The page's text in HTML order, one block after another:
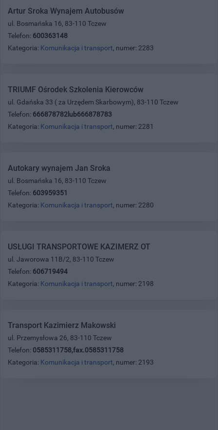
Artur Sroka Wynajem Autobusów
ul. Bosmańska 16, 83-110 Tczew
Telefon: 600363148
Kategoria: Komunikacja i transport, numer: 2283
TRIUMF Ośrodek Szkolenia Kierowców
ul. Gdańska 33 ( za Urzędem Skarbowym), 83-110 Tczew
Telefon: 666878782lub666878783
Kategoria: Komunikacja i transport, numer: 2281
Autokary wynajem Jan Sroka
ul. Bosmańska 16, 83-110 Tczew
Telefon: 603959351
Kategoria: Komunikacja i transport, numer: 2280
USŁUGI TRANSPORTOWE KAZIMERZ OT
ul. Jaworowa 11B/2, 83-110 Tczew
Telefon: 606719494
Kategoria: Komunikacja i transport, numer: 2198
Transport Kazimierz Makowski
ul. Przemysłowa 26, 83-110 Tczew
Telefon: 0585311758,fax.0585311758
Kategoria: Komunikacja i transport, numer: 2193